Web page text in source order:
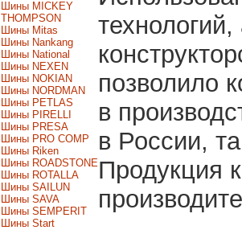
Шины MICKEY
THOMPSON
Шины Mitas
Шины Nankang
Шины National
Шины NEXEN
Шины NOKIAN
Шины NORDMAN
Шины PETLAS
Шины PIRELLI
Шины PRESA
Шины PRO COMP
Шины Riken
Шины ROADSTONE
Шины ROTALLA
Шины SAILUN
Шины SAVA
Шины SEMPERIT
Шины Start
позволило
в
в России,
Продукция